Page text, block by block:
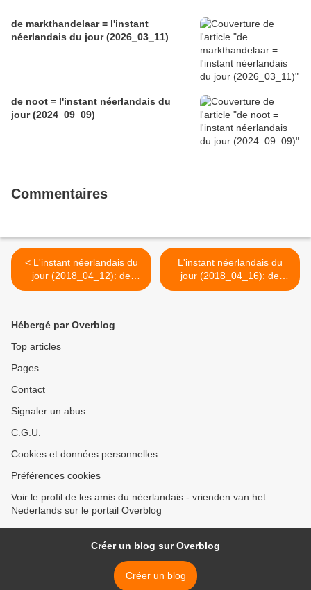
de markthandelaar = l'instant
néerlandais du jour (2026_03_11)
de noot = l'instant néerlandais du
jour (2024_09_09)
Commentaires
< L'instant néerlandais du
jour (2018_04_12): de
schroevendraaier
L'instant néerlandais du
jour (2018_04_16): de
piano >
Hébergé par Overblog
Top articles
Pages
Contact
Signaler un abus
C.G.U.
Cookies et données personnelles
Préférences cookies
Voir le profil de les amis du néerlandais - vrienden van het
Nederlands sur le portail Overblog
Créer un blog sur Overblog
Créer un blog